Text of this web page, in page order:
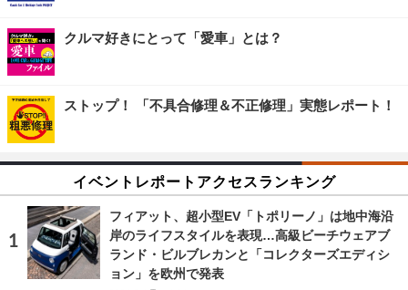
クルマ好きにとって「愛車」とは？
ストップ！ 「不具合修理＆不正修理」実態レポート！
イベントレポートアクセスランキング
フィアット、超小型EV「トポリーノ」は地中海沿
岸のライフスタイルを表現…高級ビーチウェアブ
ランド・ビルブレカンと「コレクターズエディシ
ョン」を欧州で発表